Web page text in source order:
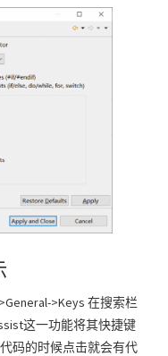
>Keys 在搜索栏
这一功能将其快捷键
码的时候点击就会有代